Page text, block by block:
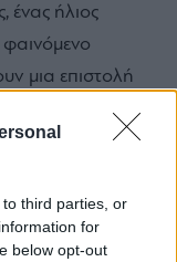
third parties, or
for
below opt-out
ήλιος
μια επιστολή
φίλων πριν